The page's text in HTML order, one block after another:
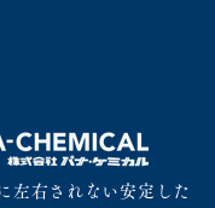
左右されない安定した